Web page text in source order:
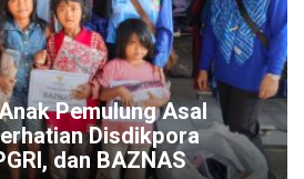
Pemulung Asal
Disdikpora
dan BAZNAS